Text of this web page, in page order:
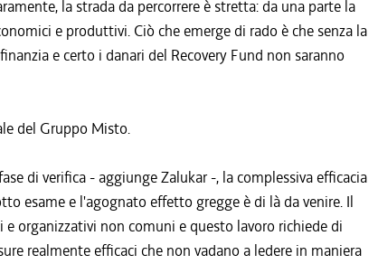
la strada da percorrere è stretta: da una parte la
e produttivi. Ciò che emerge di rado è che senza la
e certo i danari del Recovery Fund non saranno
del Gruppo Misto.
di verifica - aggiunge Zalukar -, la complessiva efficacia
esame e l'agognato effetto gregge è di là da venire. Il
organizzativi non comuni e questo lavoro richiede di
realmente efficaci che non vadano a ledere in maniera